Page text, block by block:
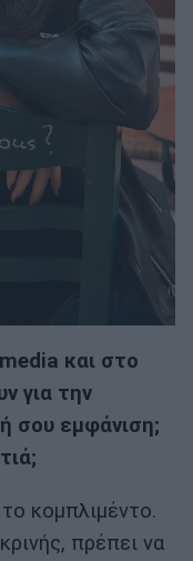
και στο
για την
σου εμφάνιση;
κομπλιμέντο.
πρέπει να